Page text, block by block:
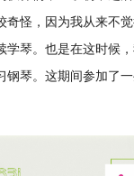
奇怪，因为我从来不
学琴。也是在这时候
琴。这期间参加了